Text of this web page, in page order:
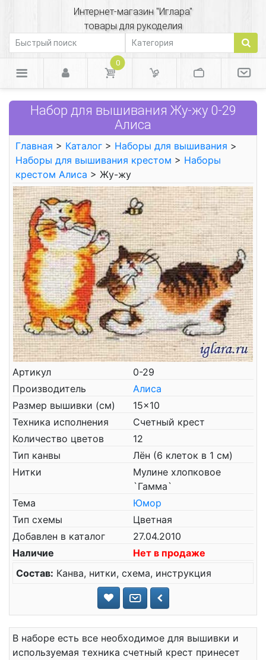
Интернет-магазин "Иглара"
товары для рукоделия
0
Набор для вышивания Жу-жу 0-29
Алиса
Главная > Каталог > Наборы для вышивания >
Наборы для вышивания крестом > Наборы
крестом Алиса > Жу-жу
Артикул
0-29
Производитель
Алиса
Размер вышивки (см)
15x10
Техника исполнения
Счетный крест
Количество цветов
12
Тип канвы
Лён (6 клеток в 1 см)
Нитки
Мулине хлопковое
`Гамма`
Тема
Юмор
Тип схемы
Цветная
Добавлен в каталог
27.04.2010
Наличие
Нет в продаже
Состав: Канва, нитки, схема, инструкция
В наборе есть все необходимое для вышивки и
используемая техника счетный крест принесет